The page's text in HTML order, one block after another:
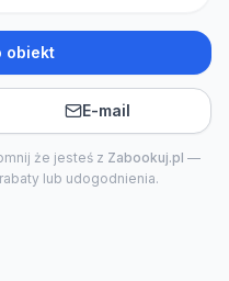
obiekt
E-mail
że jesteś z Zabookuj.pl —
lub udogodnienia.